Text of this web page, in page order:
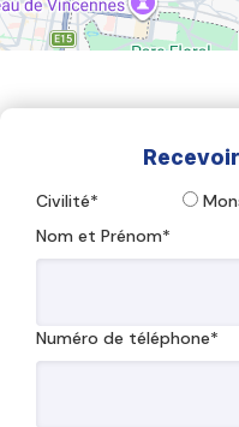
Civilité*
Nom et Prénom*
Numéro de téléphone*